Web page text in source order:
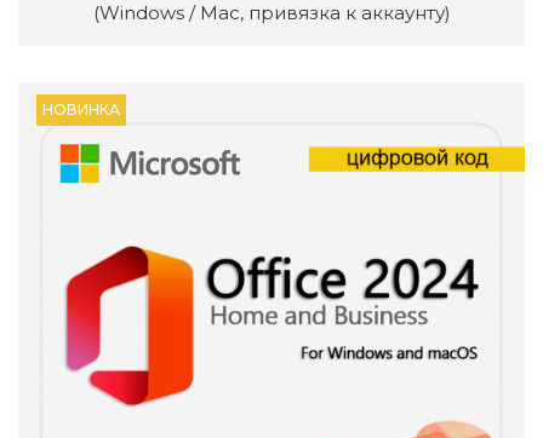
(Windows / Mac, привязка к аккаунту)
НОВИНКА